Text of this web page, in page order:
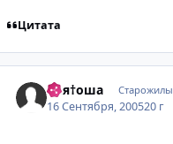
Цитата
Свя†оша Старожилы
16 Сентября, 200520 г